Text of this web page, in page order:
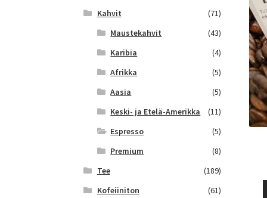
Kahvit
(71)
Maustekahvit
(43)
Karibia
(4)
Afrikka
(5)
Aasia
(5)
Keski- ja Etelä-Amerikka
(11)
Espresso
(5)
Premium
(8)
Tee
(189)
Kofeiiniton
(61)